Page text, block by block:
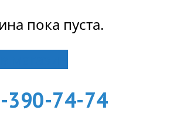
пока пуста.
390-74-74